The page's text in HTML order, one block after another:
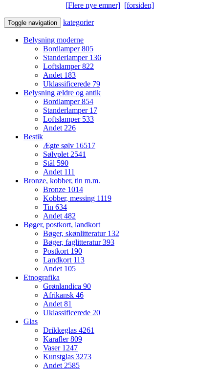
[Flere nye emner] [forsiden]
Toggle navigation kategorier
Belysning moderne
Bordlamper805
Standerlamper 136
Loftslamper822
Andet 183
Uklassificerede 79
Belysning ældre og antik
Bordlamper854
Standerlamper 17
Loftslamper 533
Andet 226
Bestik
Ægte sølv 16517
Sølvplet 2541
Stål 590
Andet 111
Bronze, kobber, tin m.m.
Bronze 1014
Kobber, messing 1119
Tin 634
Andet 482
Bøger, postkort, landkort
Bøger, skønlitteratur 132
Bøger, faglitteratur393
Postkort 190
Landkort 113
Andet 105
Etnografika
Grønlandica 90
Afrikansk 46
Andet 81
Uklassificerede 20
Glas
Drikkeglas 4261
Karafler809
Vaser 1247
Kunstglas 3273
Andet 2585